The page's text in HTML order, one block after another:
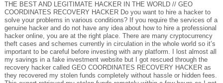
THE BEST AND LEGITIMATE HACKER IN THE WORLD // GEO
COORDINATES RECOVERY HACKER Do you want to hire a hacker to
solve your problems in various conditions? If you require the services of a
genuine hacker and do not have any idea about how to hire a professional
hacker online, you are at the right place. There are many cryptocurrency
theft cases and schemes currently in circulation in the whole world so it’s
important to be careful before investing with any platform. I lost almost all
my savings in a fake investment website but I got rescued through the
recovery hacker called GEO COORDINATES RECOVERY HACKER as
they recovered my stolen funds completely without hassle or hidden fees.